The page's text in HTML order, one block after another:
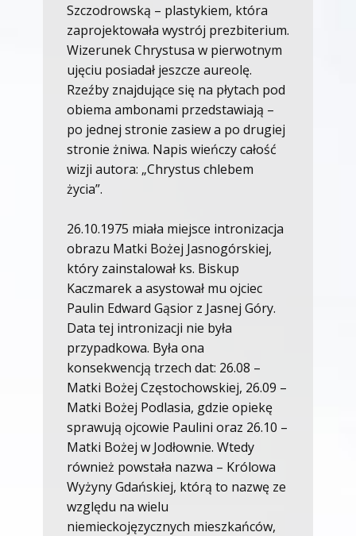
Szczodrowską – plastykiem, która
zaprojektowała wystrój prezbiterium.
Wizerunek Chrystusa w pierwotnym
ujęciu posiadał jeszcze aureolę.
Rzeźby znajdujące się na płytach pod
obiema ambonami przedstawiają –
po jednej stronie zasiew a po drugiej
stronie żniwa. Napis wieńczy całość
wizji autora: „Chrystus chlebem
życia”.
26.10.1975 miała miejsce intronizacja
obrazu Matki Bożej Jasnogórskiej,
który zainstalował ks. Biskup
Kaczmarek a asystował mu ojciec
Paulin Edward Gąsior z Jasnej Góry.
Data tej intronizacji nie była
przypadkowa. Była ona
konsekwencją trzech dat: 26.08 –
Matki Bożej Częstochowskiej, 26.09 –
Matki Bożej Podlasia, gdzie opiekę
sprawują ojcowie Paulini oraz 26.10 –
Matki Bożej w Jodłownie. Wtedy
również powstała nazwa – Królowa
Wyżyny Gdańskiej, którą to nazwę ze
względu na wielu
niemieckojęzycznych mieszkańców,